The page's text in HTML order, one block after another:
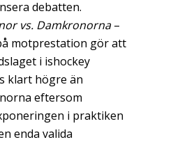
debatten.
vs. Damkronorna–
motprestation gör att
i ishockey
klart högre än
eftersom
i praktiken
enda valida